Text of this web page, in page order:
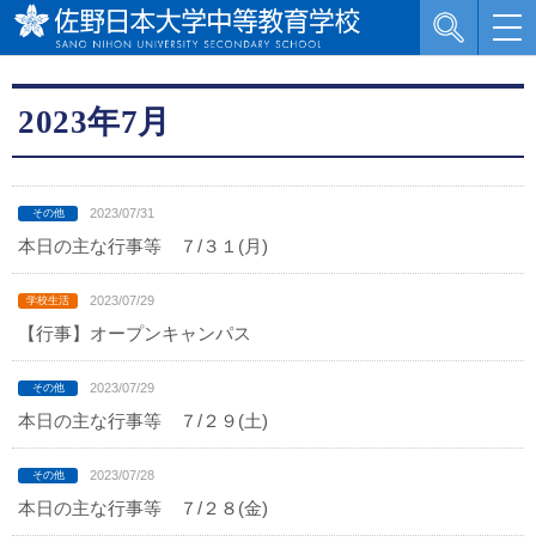
2023年7月
2023/07/31
本日の主な行事等 ７/３１(月)
2023/07/29
【行事】オープンキャンパス
2023/07/29
本日の主な行事等 ７/２９(土)
2023/07/28
本日の主な行事等 ７/２８(金)